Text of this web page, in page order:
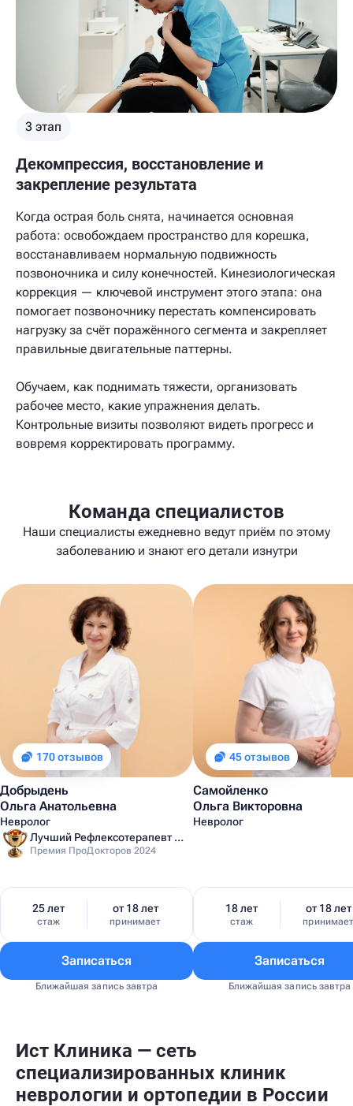
3 этап
Декомпрессия, восстановление и
закрепление результата
Когда острая боль снята, начинается основная
работа: освобождаем пространство для корешка,
восстанавливаем нормальную подвижность
позвоночника и силу конечностей. Кинезиологическая
коррекция — ключевой инструмент этого этапа: она
помогает позвоночнику перестать компенсировать
нагрузку за счёт поражённого сегмента и закрепляет
правильные двигательные паттерны.
Обучаем, как поднимать тяжести, организовать
рабочее место, какие упражнения делать.
Контрольные визиты позволяют видеть прогресс и
вовремя корректировать программу.
Команда специалистов
Наши специалисты ежедневно ведут приём по этому
заболеванию и знают его детали изнутри
170 отзывов
Добрыдень
Ольга Анатольевна
Невролог
Лучший Рефлексотерапевт Санкт-Петербурга
Премия ПроДокторов 2024
25 лет
стаж
от 18 лет
принимает
Записаться
Ближайшая запись завтра
45 отзывов
Самойленко
Ольга Викторовна
Невролог
18 лет
стаж
от 18 лет
принимает
Записаться
Ближайшая запись завтра
Ист Клиника — сеть
специализированных клиник
неврологии и ортопедии в России